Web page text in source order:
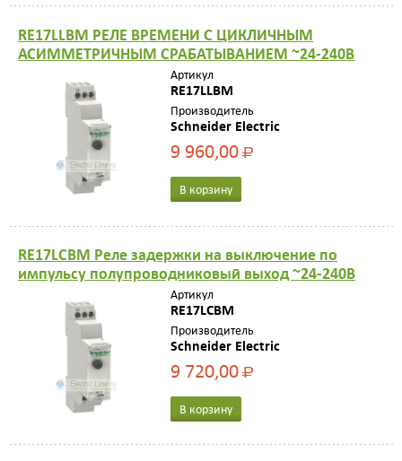
RE17LLBM РЕЛЕ ВРЕМЕНИ С ЦИКЛИЧНЫМ
АСИММЕТРИЧНЫМ СРАБАТЫВАНИЕМ ~24-240В
Артикул
RE17LLBM
Производитель
Schneider Electric
9 960,00Р
В корзину
RE17LCBM Реле задержки на выключение по
импульсу полупроводниковый выход ~24-240В
Артикул
RE17LCBM
Производитель
Schneider Electric
9 720,00Р
В корзину